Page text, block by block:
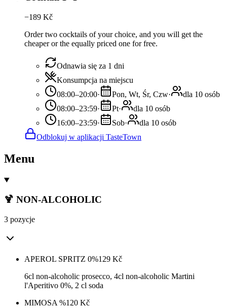
−189 Kč
Order two cocktails of your choice, and you will get the
cheaper or the equally priced one for free.
Odnawia się za 1 dni
Konsumpcja na miejscu
08:00–20:00· Pon, Wt, Śr, Czw·
dla 10 osób
08:00–23:59· Pt·
dla 10 osób
16:00–23:59· Sob·
dla 10 osób
Odblokuj w aplikacji TasteTown
Menu
🍹 NON-ALCOHOLIC
3 pozycje
APEROL SPRITZ 0%129 Kč
6cl non-alcoholic prosecco, 4cl non-alcoholic Martini
l'Aperitivo 0%, 2 cl soda
MIMOSA %120 Kč